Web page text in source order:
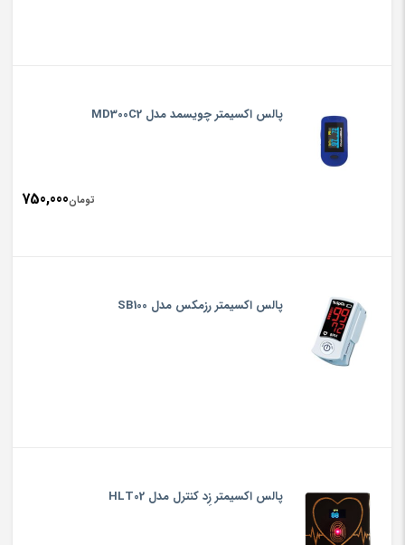
پالس اکسیمتر چویسمد مدل MD300C2
تومان750,000
پالس اکسیمتر رزمکس مدل SB100
پالس اکسیمتر زِد کنترل مدل HLT02